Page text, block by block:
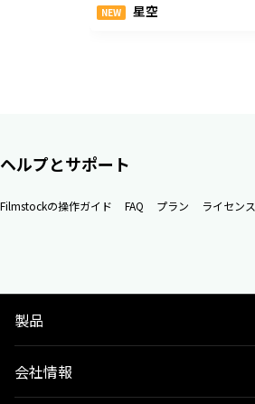
NEW 星空
ヘルプとサポート
Filmstockの操作ガイド FAQ プラン ライセン
製品
会社情報